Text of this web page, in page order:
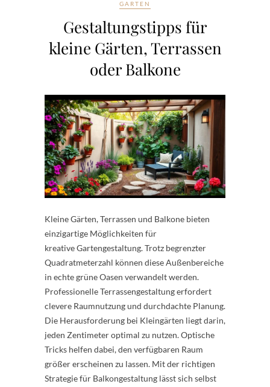
GARTEN
Gestaltungstipps für
kleine Gärten, Terrassen
oder Balkone
Kleine Gärten, Terrassen und Balkone bieten
einzigartige Möglichkeiten für
kreative Gartengestaltung. Trotz begrenzter
Quadratmeterzahl können diese Außenbereiche
in echte grüne Oasen verwandelt werden.
Professionelle Terrassengestaltung erfordert
clevere Raumnutzung und durchdachte Planung.
Die Herausforderung bei Kleingärten liegt darin,
jeden Zentimeter optimal zu nutzen. Optische
Tricks helfen dabei, den verfügbaren Raum
größer erscheinen zu lassen. Mit der richtigen
Strategie für Balkongestaltung lässt sich selbst